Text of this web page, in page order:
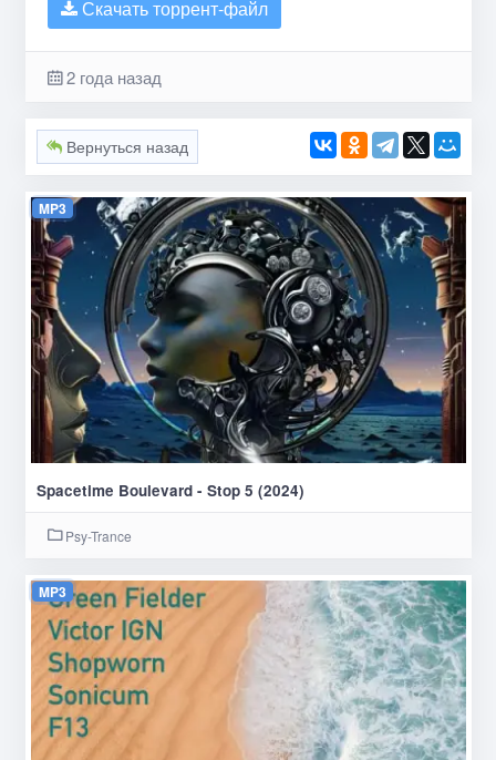
Скачать торрент-файл
2 года назад
Вернуться назад
MP3
Spacetime Boulevard - Stop 5 (2024)
Psy-Trance
MP3